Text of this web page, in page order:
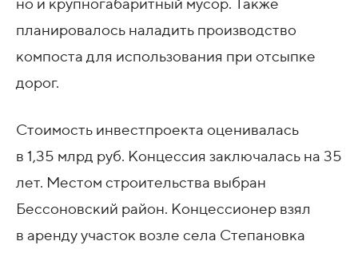
но и крупногабаритный мусор. Также
планировалось наладить производство
компоста для использования при отсыпке
дорог.
Стоимость инвестпроекта оценивалась
в 1,35 млрд руб. Концессия заключалась на 35
лет. Местом строительства выбран
Бессоновский район. Концессионер взял
в аренду участок возле села Степановка